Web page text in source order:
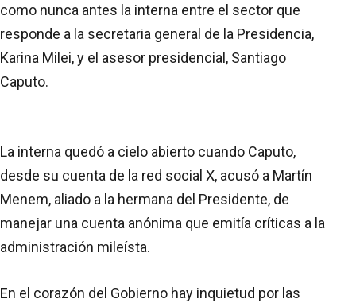
como nunca antes la interna entre el sector que
responde a la secretaria general de la Presidencia,
Karina Milei, y el asesor presidencial, Santiago
Caputo.
La interna quedó a cielo abierto cuando Caputo,
desde su cuenta de la red social X, acusó a Martín
Menem, aliado a la hermana del Presidente, de
manejar una cuenta anónima que emitía críticas a la
administración mileísta.
En el corazón del Gobierno hay inquietud por las